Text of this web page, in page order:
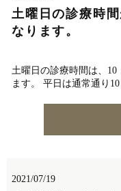
土曜日の診療時
なります。
土曜日の診療時間は、10
ます。 平日は通常通り
2021/07/19